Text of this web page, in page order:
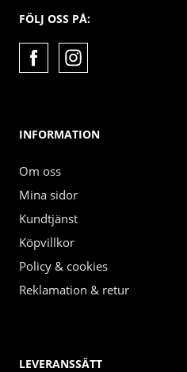
FÖLJ OSS PÅ:
INFORMATION
Om oss
Mina sidor
Kundtjänst
Köpvillkor
Policy & cookies
Reklamation & retur
LEVERANSSÄTT